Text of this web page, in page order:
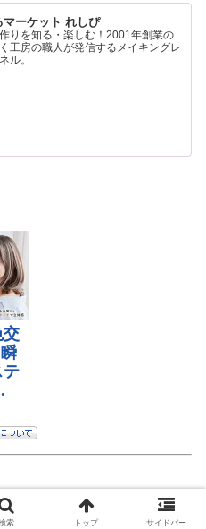
マーケット れしぴ
りを知る・楽しむ！2001年創業の
工房の職人が発信するメイキングレ
ル。
索 トップ サイドバー